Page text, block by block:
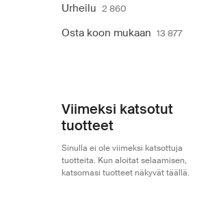
Urheilu 2 860
Osta koon mukaan 13 877
Viimeksi katsotut
tuotteet
Sinulla ei ole viimeksi katsottuja
tuotteita. Kun aloitat selaamisen,
katsomasi tuotteet näkyvät täällä.